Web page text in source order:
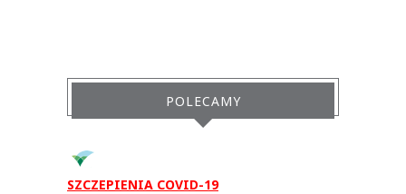
POLECAMY
SZCZEPIENIA COVID-19